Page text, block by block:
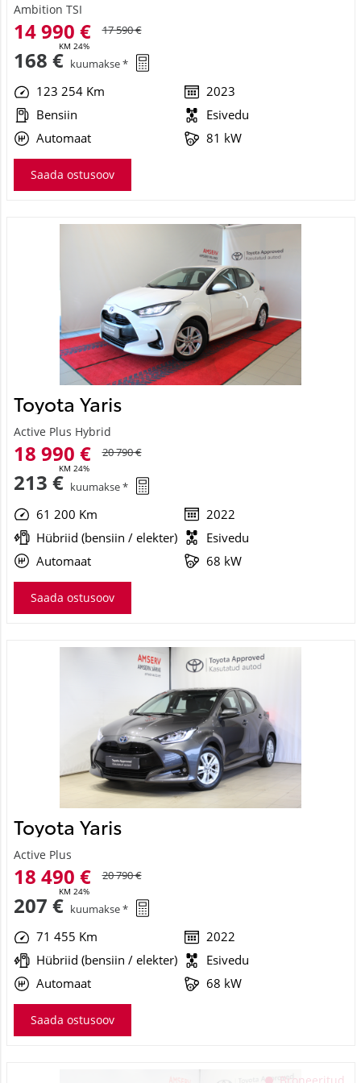
Kasutame küpsiseid sisu ja reklaamide isikupärastamiseks,
14 990 €
KM 24%
168 € kuumakse *
Bensiin
Esivedu
Automaat
81 kW
Saada ostusoov
Toyota Yaris
Active Plus Hybrid
18 990 €
KM 24%
20 790 €
213 € kuumakse *
Hübriid (bensiin / elekter)
Esivedu
Automaat
68 kW
Saada ostusoov
Toyota Yaris
Active Plus
18 490 €
KM 24%
207 € kuumakse *
Hübriid (bensiin / elekter)
Esivedu
Automaat
68 kW
Saada ostusoov